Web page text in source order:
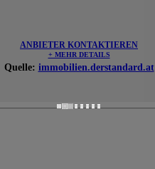
ANBIETER KONTAKTIEREN
+ MEHR DETAILS
Quelle: immobilien.derstandard.at